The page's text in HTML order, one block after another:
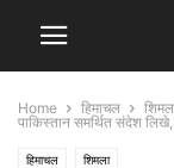
Home हिमाचल
पाकिस्तान समर्थित संदेश
हिमाचल शिमला